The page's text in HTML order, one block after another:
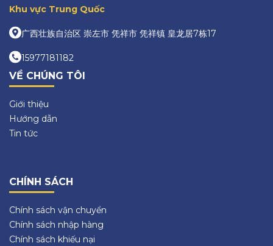
Khu vực Trung Quốc
广西壮族自治区 崇左市 凭祥市 凭祥镇 皇龙居7栋17
15977181182
VỀ CHÚNG TÔI
Giới thiệu
Hướng dẫn
Tin tức
CHÍNH SÁCH
Chính sách vận chuyển
Chính sách nhập hàng
Chính sách khiếu nại